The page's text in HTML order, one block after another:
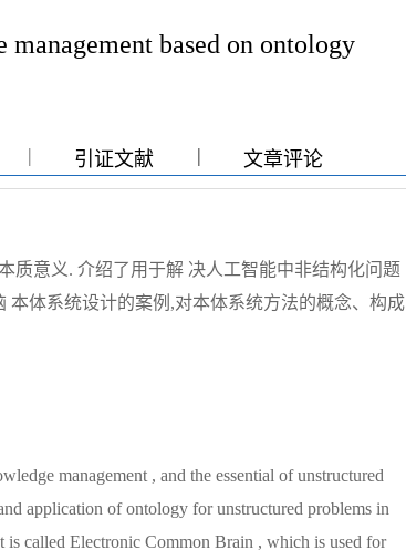
based on ontology
| 引证文献 || 文章评论
质意义. 介绍了用于解 决人工智能中非结构化问题
体系统设计的案例,对本体系统方法的概念、构成
management , and the essential of unstructured
application of ontology for unstructured problems in
called Electronic Common Brain , which is used for